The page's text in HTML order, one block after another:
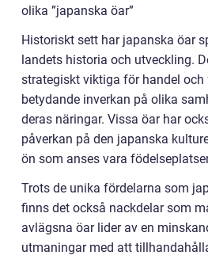
olika ”japanska öar”
Historiskt sett har japanska öar
landets historia och utveckling.
strategiskt viktiga för handel och
betydande inverkan på olika
deras näringar. Vissa öar har
påverkan på den japanska
ön som anses vara
Trots de unika fördelarna som
finns det också nackdelar som
avlägsna öar lider av en
utmaningar med att